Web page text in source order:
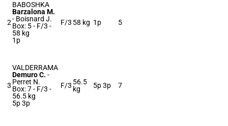
2
BABOSHKA
Barzalona M.
- Boisnard J.
Box: 5 - F/3 -
58 kg
1p
F/3 58 kg 1p 5
3
VALDERRAMA
Demuro C. -
Perret N.
Box: 7 - F/3 -
56.5 kg
5p 3p
F/3 56.5
kg
5p 3p 7